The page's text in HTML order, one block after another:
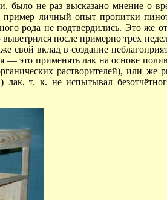
не раз высказано мнение о
личный опыт пропитки
рода не подтвердились. Это же
после примерно трёх
свой вклад в создание
—это применять лак на основе
растворителей), или же
т. к. не испытывал